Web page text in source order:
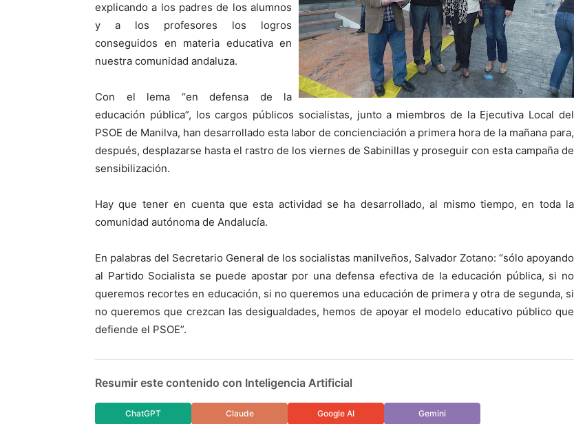
explicando a los padres de los alumnos
y a los profesores los logros
conseguidos en materia educativa en
nuestra comunidad andaluza.
Con el lema “en defensa de la
educación pública”, los cargos públicos socialistas, junto a miembros de la Ejecutiva Local del
PSOE de Manilva, han desarrollado esta labor de concienciación a primera hora de la mañana para,
después, desplazarse hasta el rastro de los viernes de Sabinillas y proseguir con esta campaña de
sensibilización.
Hay que tener en cuenta que esta actividad se ha desarrollado, al mismo tiempo, en toda la
comunidad autónoma de Andalucía.
En palabras del Secretario General de los socialistas manilveños, Salvador Zotano: “sólo apoyando
al Partido Socialista se puede apostar por una defensa efectiva de la educación pública, si no
queremos recortes en educación, si no queremos una educación de primera y otra de segunda, si
no queremos que crezcan las desigualdades, hemos de apoyar el modelo educativo público que
defiende el PSOE”.
Resumir este contenido con Inteligencia Artificial
ChatGPT Claude Google AI Gemini